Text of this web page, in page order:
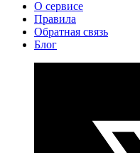
О сервисе
Правила
Обратная связь
Блог